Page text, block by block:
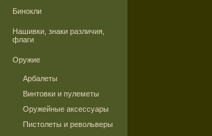
Бинокли
Нашивки, знаки различия,
флаги
Оружие
Арбалеты
Винтовки и пулеметы
Оружейные аксессуары
Пистолеты и револьверы